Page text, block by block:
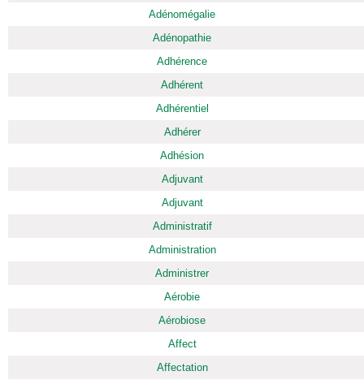
Adénomégalie
Adénopathie
Adhérence
Adhérent
Adhérentiel
Adhérer
Adhésion
Adjuvant
Adjuvant
Administratif
Administration
Administrer
Aérobie
Aérobiose
Affect
Affectation